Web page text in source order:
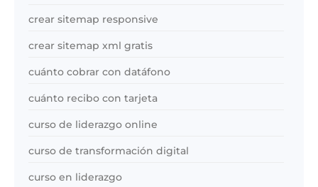
crear sitemap responsive
crear sitemap xml gratis
cuánto cobrar con datáfono
cuánto recibo con tarjeta
curso de liderazgo online
curso de transformación digital
curso en liderazgo